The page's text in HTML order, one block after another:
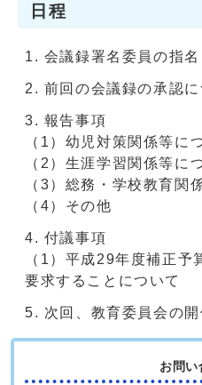
日程
会議録署名委員の指名
前回の会議録の承認に
報告事項
（1）幼児対策関係等に
（2）生涯学習関係等に
（3）総務・学校教育関
（4）その他
付議事項
（1）平成29年度補正予
要求することについて
次回、教育委員会の
お問い